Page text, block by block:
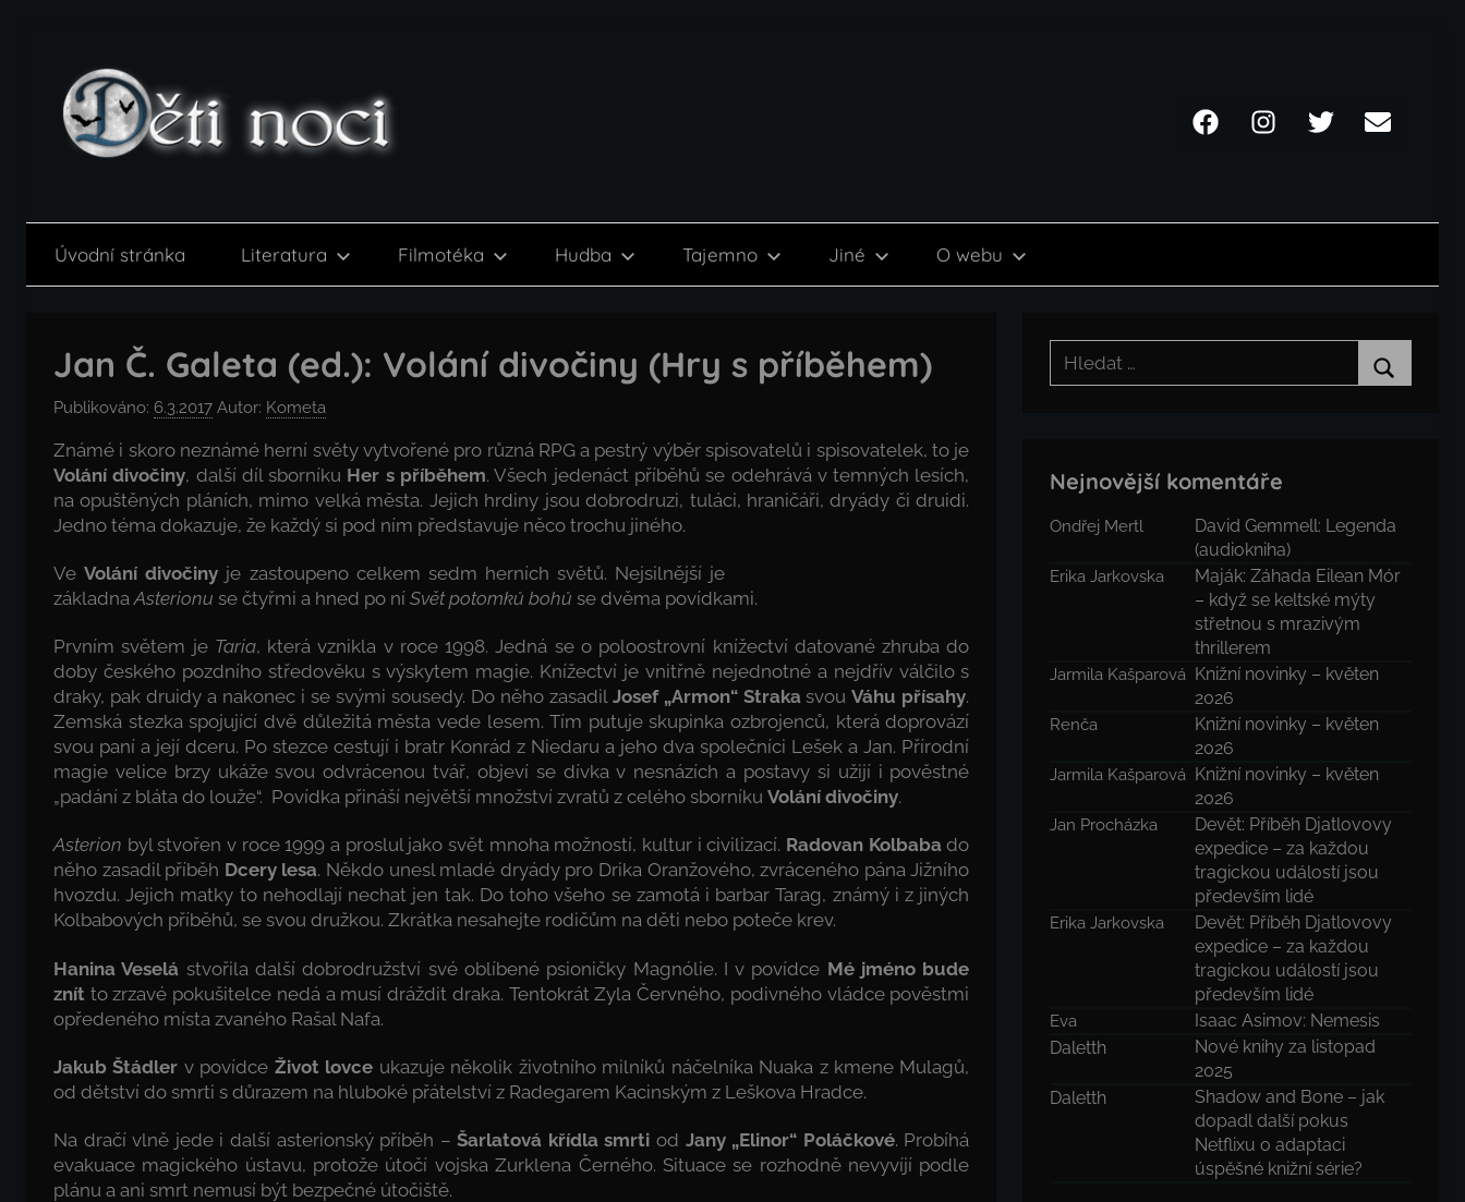
obsahu
noci
FacebookInstagramTwitterEmail
Úvodní stránka Literatura Filmotéka Hudba Tajemno Jiné O webu
Jan Č. Galeta (ed.): Volání divočiny (Hry s příběhem)
Publikováno: 6.3.2017 Autor: Kometa
Známé i skoro neznámé herní světy vytvořené pro různá RPG a pestrý výběr spisovatelů i spisovatelek, to je
Volání divočiny, další díl sborníku Her s příběhem. Všech jedenáct příběhů se odehrává v temných lesích,
na opuštěných pláních, mimo velká města. Jejich hrdiny jsou dobrodruzi, tuláci, hraničáři, dryády či druidi.
Jedno téma dokazuje, že každý si pod ním představuje něco trochu jiného.
VeVolání divočiny je zastoupeno celkem sedm herních světů. Nejsilnější je
základna Asterionu se čtyřmi a hned po ní Svět potomků bohů se dvěma povídkami.
Prvním světem je Taria, která vznikla v roce 1998. Jedná se o poloostrovní knížectví datované zhruba do
doby českého pozdního středověku s výskytem magie. Knížectví je vnitřně nejednotné a nejdřív válčilo s
draky, pak druidy a nakonec i se svými sousedy. Do něho zasadil Josef „Armon“ StrakasvouVáhu přísahy.
Zemská stezka spojující dvě důležitá města vede lesem. Tím putuje skupinka ozbrojenců, která doprovází
svou paní a její dceru. Po stezce cestují i bratr Konrád z Niedaru a jeho dva společníci Lešek a Jan. Přírodní
magie velice brzy ukáže svou odvrácenou tvář, objeví se dívka v nesnázích a postavy si užijí i pověstné
„padání z bláta do louže“. Povídka přináší největší množství zvratů z celého sborníku Volání divočiny.
Asterion byl stvořen v roce 1999 a proslul jako svět mnoha možností, kultur i civilizací. Radovan Kolbabado
něho zasadil příběh Dcery lesa. Někdo unesl mladé dryády pro Drika Oranžového, zvráceného pána Jižního
hvozdu. Jejich matky to nehodlají nechat jen tak. Do toho všeho se zamotá i barbar Tarag, známý i z jiných
Kolbabových příběhů, se svou družkou. Zkrátka nesahejte rodičům na děti nebo poteče krev.
Hanina Veselá stvořila další dobrodružství své oblíbené psioničky Magnólie. I v povídce Mé jméno bude
znít to zrzavé pokušitelce nedá a musí dráždit draka. Tentokrát Zyla Červného, podivného vládce pověstmi
opředeného místa zvaného Rašal Nafa.
Jakub Štádler v povídce Život lovce ukazuje několik životního milníků náčelníka Nuaka z kmene Mulagů,
od dětství do smrti s důrazem na hluboké přátelství z Radegarem Kacinským z Leškova Hradce.
Na dračí vlně jede i další asterionský příběh –Šarlatová křídla smrti od Jany „Elinor“ Poláčkové. Probíhá
evakuace magického ústavu, protože útočí vojska Zurklena Černého. Situace se rozhodně nevyvíjí podle
plánu a ani smrt nemusí být bezpečné útočiště.
Hledat:
Nejnovější komentáře
Ondřej Mertl
David Gemmell: Legenda
(audiokniha)
Erika Jarkovska
Maják: Záhada Eilean Mór
– když se keltské mýty
střetnou s mrazivým
thrillerem
Jarmila Kašparová Knižní novinky – květen
2026
Renča
Knižní novinky – květen
2026
Jarmila Kašparová Knižní novinky – květen
2026
Jan Procházka
Devět: Příběh Djatlovovy
expedice – za každou
tragickou událostí jsou
především lidé
Erika Jarkovska
Devět: Příběh Djatlovovy
expedice – za každou
tragickou událostí jsou
především lidé
Eva
Isaac Asimov: Nemesis
Daletth
Nové knihy za listopad
2025
Daletth
Shadow and Bone – jak
dopadl další pokus
Netflixu o adaptaci
úspěšné knižní série?